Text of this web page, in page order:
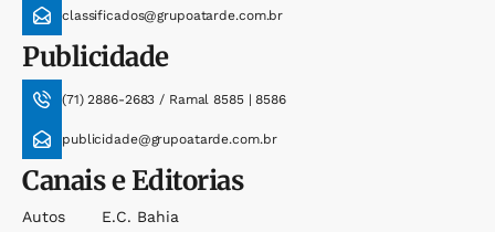
classificados@grupoatarde.com.br
Publicidade
(71) 2886-2683 / Ramal 8585 | 8586
publicidade@grupoatarde.com.br
Canais e Editorias
Autos
E.c. Bahia